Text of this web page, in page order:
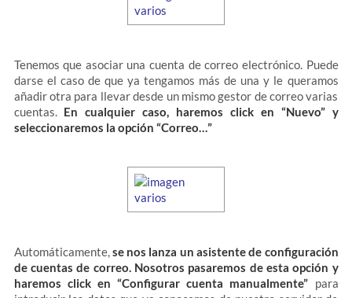
Tenemos que asociar una cuenta de correo electrónico. Puede
darse el caso de que ya tengamos más de una y le queramos
añadir otra para llevar desde un mismo gestor de correo varias
cuentas. En cualquier caso, haremos click en “Nuevo” y
seleccionaremos la opción “Correo…”
Automáticamente,se nos lanza un asistente de configuración
de cuentas de correo. Nosotros pasaremos de esta opción y
haremos click en “Configurar cuenta manualmente” para